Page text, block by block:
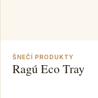
ŠNEČÍ PRODUKTY
Ragú Eco Tray